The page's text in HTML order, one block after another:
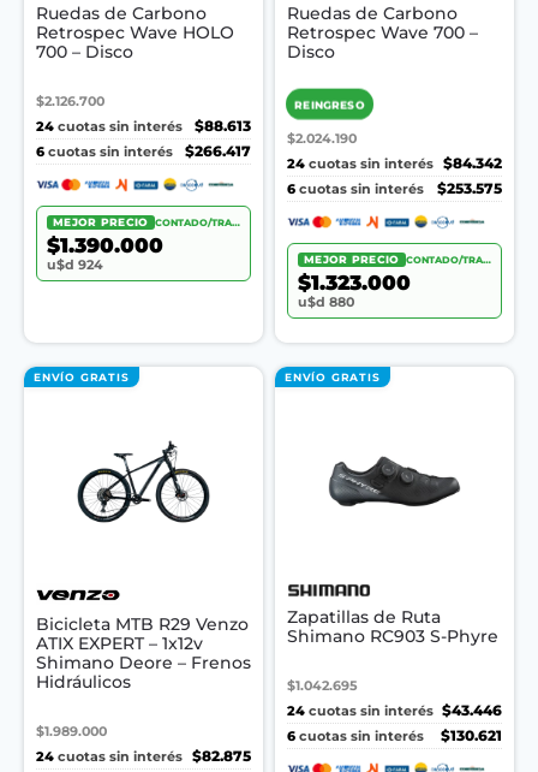
Ruedas de Carbono
Retrospec Wave HOLO
700 – Disco
$2.126.700
24 cuotas sin interés
$88.613
6 cuotas sin interés $266.417
MEJOR PRECIO CONTADO/TRANSF.
$1.390.000
u$d 924
Ruedas de Carbono
Retrospec Wave 700 –
Disco
REINGRESO
$2.024.190
24 cuotas sin interés
$84.342
6 cuotas sin interés $253.575
MEJOR PRECIO CONTADO/TRANSF.
$1.323.000
u$d 880
ENVÍO GRATIS
Bicicleta MTB R29 Venzo
ATIX EXPERT – 1x12v
Shimano Deore – Frenos
Hidráulicos
$1.989.000
24 cuotas sin interés
$82.875
ENVÍO GRATIS
Zapatillas de Ruta
Shimano RC903 S-Phyre
$1.042.695
24 cuotas sin interés $43.446
6 cuotas sin interés $130.621